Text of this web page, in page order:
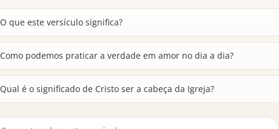
O que este versículo significa?
Como podemos praticar a verdade em amor no dia a dia?
Qual é o significado de Cristo ser a cabeça da Igreja?